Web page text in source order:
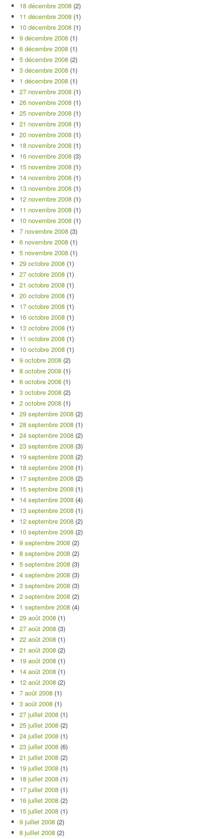
18 décembre 2008 (2)
11 décembre 2008 (1)
10 décembre 2008 (1)
9 décembre 2008 (1)
6 décembre 2008 (1)
5 décembre 2008 (2)
3 décembre 2008 (1)
1 décembre 2008 (1)
27 novembre 2008 (1)
26 novembre 2008 (1)
25 novembre 2008 (1)
21 novembre 2008 (1)
20 novembre 2008 (1)
18 novembre 2008 (1)
16 novembre 2008 (3)
15 novembre 2008 (1)
14 novembre 2008 (1)
13 novembre 2008 (1)
12 novembre 2008 (1)
11 novembre 2008 (1)
10 novembre 2008 (1)
7 novembre 2008 (3)
6 novembre 2008 (1)
5 novembre 2008 (1)
29 octobre 2008 (1)
27 octobre 2008 (1)
21 octobre 2008 (1)
20 octobre 2008 (1)
17 octobre 2008 (1)
16 octobre 2008 (1)
13 octobre 2008 (1)
11 octobre 2008 (1)
10 octobre 2008 (1)
9 octobre 2008 (2)
8 octobre 2008 (1)
6 octobre 2008 (1)
3 octobre 2008 (2)
2 octobre 2008 (1)
29 septembre 2008 (2)
28 septembre 2008 (1)
24 septembre 2008 (2)
23 septembre 2008 (3)
19 septembre 2008 (2)
18 septembre 2008 (1)
17 septembre 2008 (2)
15 septembre 2008 (1)
14 septembre 2008 (4)
13 septembre 2008 (1)
12 septembre 2008 (2)
10 septembre 2008 (2)
9 septembre 2008 (2)
8 septembre 2008 (2)
5 septembre 2008 (3)
4 septembre 2008 (3)
3 septembre 2008 (3)
2 septembre 2008 (2)
1 septembre 2008 (4)
29 août 2008 (1)
27 août 2008 (3)
22 août 2008 (1)
21 août 2008 (2)
19 août 2008 (1)
14 août 2008 (1)
12 août 2008 (2)
7 août 2008 (1)
3 août 2008 (1)
27 juillet 2008 (1)
25 juillet 2008 (2)
24 juillet 2008 (1)
23 juillet 2008 (6)
21 juillet 2008 (2)
19 juillet 2008 (1)
18 juillet 2008 (1)
17 juillet 2008 (1)
16 juillet 2008 (2)
15 juillet 2008 (1)
9 juillet 2008 (2)
8 juillet 2008 (2)